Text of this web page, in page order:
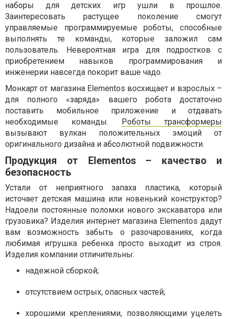
наборы для детских игр ушли в прошлое.
Заинтересовать растущее поколение смогут
управляемые программируемые роботы, способные
выполнять те команды, которые заложил сам
пользователь. Невероятная игра для подростков с
приобретением навыков программирования и
инженерии навсегда покорит ваше чадо.
Монкарт от магазина Elementos восхищает и взрослых –
для полного «заряда» вашего робота достаточно
поставить мобильное приложение и отдавать
необходимые команды. Роботы трансформеры
вызывают вулкан положительных эмоций от
оригинального дизайна и абсолютной подвижности.
Продукция от Elementos – качество и
безопасность
Устали от неприятного запаха пластика, который
источает детская машина или новенький конструктор?
Надоели постоянные поломки нового экскаватора или
грузовика? Изделия интернет магазина Elementos дадут
вам возможность забыть о разочарованиях, когда
любимая игрушка ребенка просто выходит из строя.
Изделия компании отличительны:
надежной сборкой;
отсутствием острых, опасных частей;
хорошими креплениями, позволяющими уцелеть